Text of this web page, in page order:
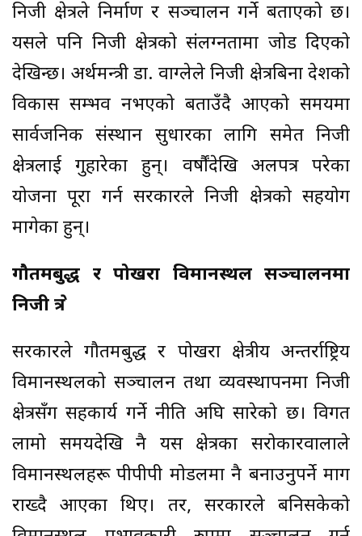
निजी क्षेत्रले निर्माण र सञ्चालन गर्ने बताएको छ।
यसले पनि निजी क्षेत्रको संलग्नतामा जोड दिएको
देखिन्छ। अर्थमन्त्री डा. वाग्लेले निजी क्षेत्रबिना देशको
विकास सम्भव नभएको बताउँदै आएको समयमा
सार्वजनिक संस्थान सुधारका लागि समेत निजी
क्षेत्रलाई गुहारेका हुन्। वर्षौंदेखि अलपत्र परेका
योजना पूरा गर्न सरकारले निजी क्षेत्रको सहयोग
मागेका हुन्।
गौतमबुद्ध र पोखरा विमानस्थल सञ्चालनमा
निजी क्षेत्र
सरकारले गौतमबुद्ध र पोखरा क्षेत्रीय अन्तर्राष्ट्रिय
विमानस्थलको सञ्चालन तथा व्यवस्थापनमा निजी
क्षेत्रसँग सहकार्य गर्ने नीति अघि सारेको छ। विगत
लामो समयदेखि नै यस क्षेत्रका सरोकारवालाले
विमानस्थलहरू पीपीपी मोडलमा नै बनाउनुपर्ने माग
राख्दै आएका थिए। तर, सरकारले बनिसकेको